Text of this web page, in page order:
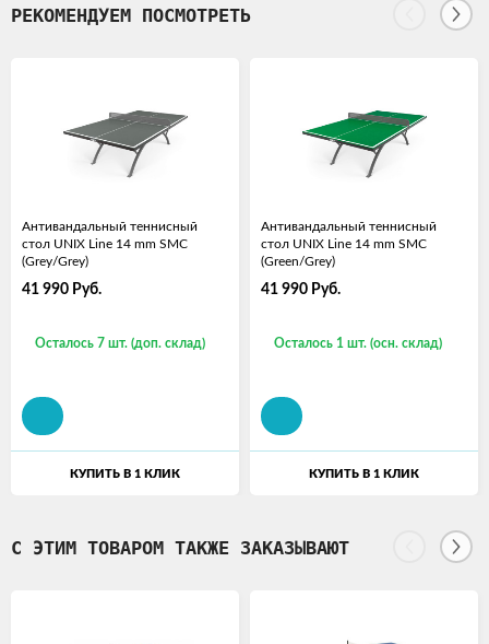
РЕКОМЕНДУЕМ ПОСМОТРЕТЬ
Антивандальный теннисный
стол UNIX Line 14 mm SMC
(Grey/Grey)
41 990 Руб.
Осталось 7 шт. (доп. склад)
КУПИТЬ В 1 КЛИК
Антивандальный теннисный
стол UNIX Line 14 mm SMC
(Green/Grey)
41 990 Руб.
Осталось 1 шт. (осн. склад)
КУПИТЬ В 1 КЛИК
С ЭТИМ ТОВАРОМ ТАКЖЕ ЗАКАЗЫВАЮТ